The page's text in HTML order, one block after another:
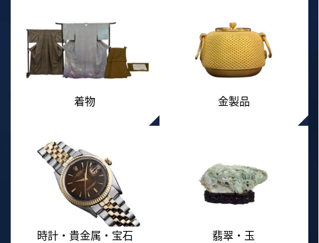
着物 金製品
時計・貴金属・宝石 翡翠・玉